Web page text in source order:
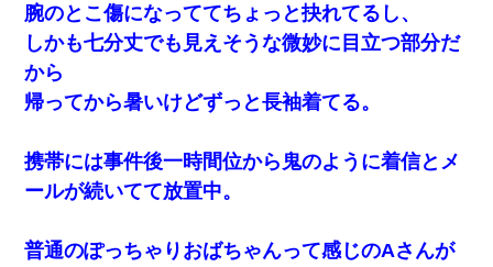
腕のとこ傷になっててちょっと抉れてるし、
しかも七分丈でも見えそうな微妙に目立つ部分だ
から
帰ってから暑いけどずっと長袖着てる。
携帯には事件後一時間位から鬼のように着信とメ
ールが続いてて放置中。
普通のぽっちゃりおばちゃんって感じのAさんが